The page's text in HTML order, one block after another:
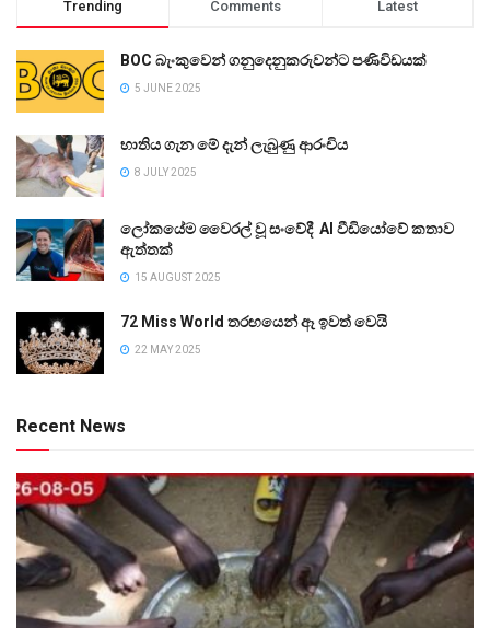
Trending Comments Latest
BOC බැංකුවෙන් ගනුදෙනුකරුවන්ට පණිවිඩයක්
5 JUNE 2025
භාතිය ගැන මේ දැන් ලැබුණු ආරංචිය
8 JULY 2025
ලෝකයේම වෛරල් වූ සංවේදී AI වීඩියෝවේ කතාව
ඇත්තක්
15 AUGUST 2025
72 Miss World තරඟයෙන් ඈ ඉවත් වෙයි
22 MAY 2025
Recent News